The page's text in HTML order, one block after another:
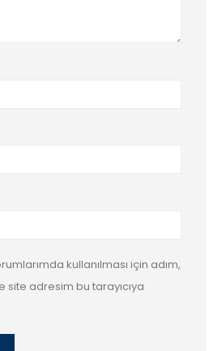
kullanılması için adım,
adresim bu tarayıcıya